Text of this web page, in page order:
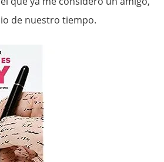
de nuestro tiempo.